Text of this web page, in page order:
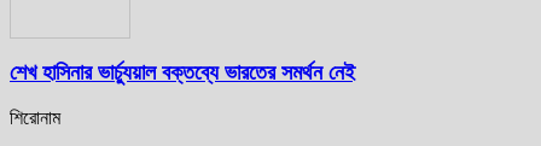
শেখ হাসিনার ভার্চ্যুয়াল বক্তব্যে ভারতের সমর্থন নেই
শিরোনাম